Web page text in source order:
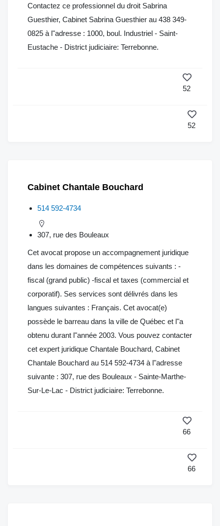
Contactez ce professionnel du droit Sabrina
Guesthier, Cabinet Sabrina Guesthier au 438 349-
0825 à l"adresse : 1000, boul. Industriel - Saint-
Eustache - District judiciaire: Terrebonne.
52
52
Cabinet Chantale Bouchard
514 592-4734
307, rue des Bouleaux
Cet avocat propose un accompagnement juridique
dans les domaines de compétences suivants : -
fiscal (grand public) -fiscal et taxes (commercial et
corporatif). Ses services sont délivrés dans les
langues suivantes : Français. Cet avocat(e)
possède le barreau dans la ville de Québec et l"a
obtenu durant l"année 2003. Vous pouvez contacter
cet expert juridique Chantale Bouchard, Cabinet
Chantale Bouchard au 514 592-4734 à l"adresse
suivante : 307, rue des Bouleaux - Sainte-Marthe-
Sur-Le-Lac - District judiciaire: Terrebonne.
66
66